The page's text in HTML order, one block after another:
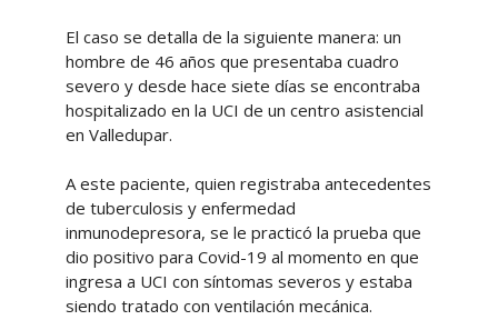
El caso se detalla de la siguiente manera: un
hombre de 46 años que presentaba cuadro
severo y desde hace siete días se encontraba
hospitalizado en la UCI de un centro asistencial
en Valledupar.
A este paciente, quien registraba antecedentes
de tuberculosis y enfermedad
inmunodepresora, se le practicó la prueba que
dio positivo para Covid-19 al momento en que
ingresa a UCI con síntomas severos y estaba
siendo tratado con ventilación mecánica.